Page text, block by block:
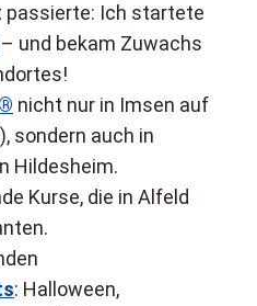
passierte: Ich startete
– und bekam Zuwachs
nicht nur in Imsen auf
sondern auch in
Hildesheim.
Kurse, die in Alfeld
: Halloween,